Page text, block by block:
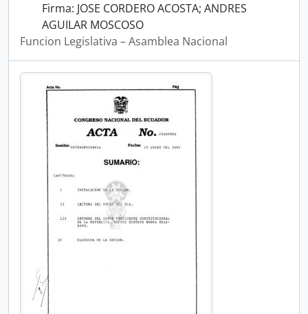
Firma: JOSE CORDERO ACOSTA; ANDRES
AGUILAR MOSCOSO
Funcion Legislativa – Asamblea Nacional